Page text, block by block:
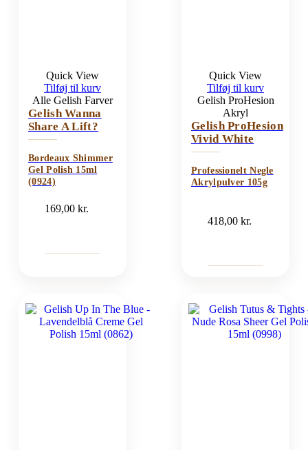
Quick View
Tilføj til kurv
Alle Gelish Farver
Gelish Wanna
Share A Lift?
Bordeaux Shimmer
Gel Polish 15ml
(0924)
169,00kr.
Quick View
Tilføj til kurv
Gelish ProHesion
Akryl
Gelish ProHesion
Vivid White
Professionelt Negle
Akrylpulver 105g
418,00kr.